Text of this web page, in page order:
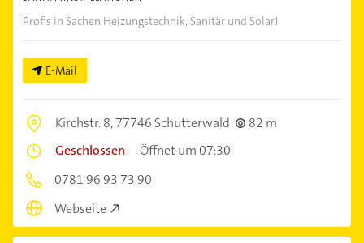
Profis in Sachen Heizungstechnik, Sanitär und Solar!
E-Mail
Kirchstr. 8,77746 Schutterwald
82 m
Geschlossen –Öffnet um 07:30
0781 96 93 73 90
Webseite